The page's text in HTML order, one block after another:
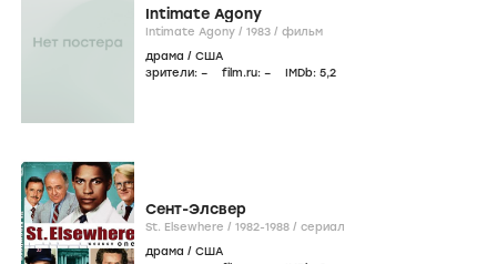
Intimate Agony
Intimate Agony / 1983 / фильм
драма / США
зрители: – film.ru: – IMDb: 5,2
Сент-Элсвер
St. Elsewhere / 1982-1988 / сериал
драма / США